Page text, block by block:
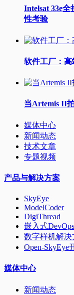
Intelsat 33e
性考验
软件工厂：
当Artemis II
媒体中心
新闻动态
技术文章
专题视频
产品与解决方案
SkyEye
ModelCoder
DigiThread
嵌入式
数字样机解决
Open-SkyEye
媒体中心
新闻动态